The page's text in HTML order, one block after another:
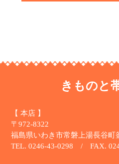
きものと
【 本店 】
〒972-8322
福島県いわき市常磐上湯長谷町
TEL. 0246-43-0298 / FAX.